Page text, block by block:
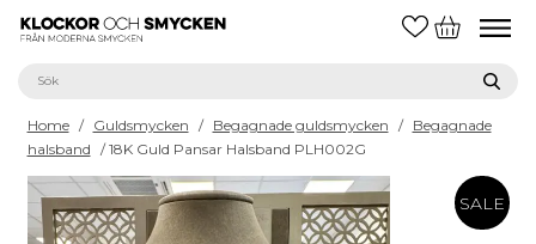
Home / Guldsmycken / Begagnade guldsmycken / Begagnade
halsband / 18K Guld Pansar Halsband PLH002G
SALE